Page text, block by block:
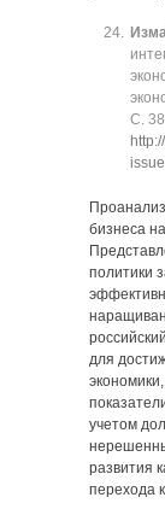
C.
бизнеса
политики
для
учетом
развития
перехода